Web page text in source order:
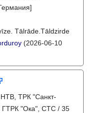
Tālrāde.Tāldzirde
(2026-06-10
ТРК "Санкт-
ГТРК "Ока", СТС / 35